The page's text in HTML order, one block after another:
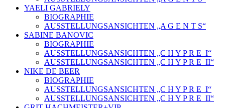
YAELI GABRIELY
BIOGRAPHIE
AUSSTELLUNGSANSICHTEN „A G E N T S“
SABINE BANOVIC
BIOGRAPHIE
AUSSTELLUNGSANSICHTEN „C H Y P R E_I“
AUSSTELLUNGSANSICHTEN „C H Y P R E_II“
NIKE DE BEER
BIOGRAPHIE
AUSSTELLUNGSANSICHTEN „C H Y P R E_I“
AUSSTELLUNGSANSICHTEN „C H Y P R E_II“